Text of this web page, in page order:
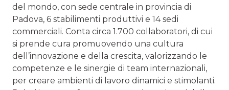
del mondo, con sede centrale in provincia di
Padova, 6 sta­bilimenti produttivi e 14 sedi
commerciali. Conta circa 1.700 collaboratori, di cui
si prende cura promuovendo una cultura
dell’innovazione e della crescita, valorizzando le
competen­ze e le sinergie di team internazionali,
per creare ambienti di lavoro dinamici e stimolanti.